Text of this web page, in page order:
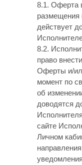
8.1. Оферта
размещения
действует
8.2.
право
Оферты и/
момент по
об
доводятся
сайте
Личном